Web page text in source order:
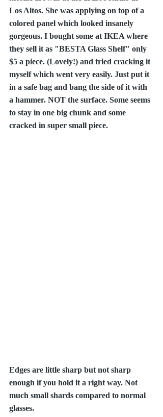
Los Altos. She was applying on top of a
colored panel which looked insanely
gorgeous. I bought some at IKEA where
they sell it as "BESTA Glass Shelf" only
$5 a piece. (Lovely!) and tried cracking it
myself which went very easily. Just put it
in a safe bag and bang the side of it with
a hammer. NOT the surface. Some seems
to stay in one big chunk and some
cracked in super small piece.
Edges are little sharp but not sharp
enough if you hold it a right way. Not
much small shards compared to normal
glasses.